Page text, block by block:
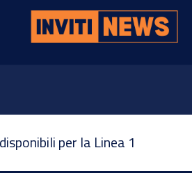
per la Linea 1